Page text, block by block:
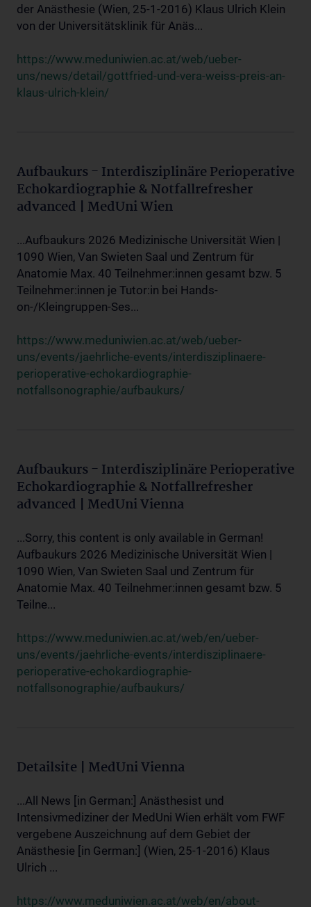
der Anästhesie (Wien, 25-1-2016) Klaus Ulrich Klein
von der Universitätsklinik für Anäs...
https://www.meduniwien.ac.at/web/ueber-
uns/news/detail/gottfried-und-vera-weiss-preis-an-
klaus-ulrich-klein/
Aufbaukurs - Interdisziplinäre Perioperative
Echokardiographie & Notfallrefresher
advanced | MedUni Wien
...Aufbaukurs 2026 Medizinische Universität Wien |
1090 Wien, Van Swieten Saal und Zentrum für
Anatomie Max. 40 Teilnehmer:innen gesamt bzw. 5
Teilnehmer:innen je Tutor:in bei Hands-
on-/Kleingruppen-Ses...
https://www.meduniwien.ac.at/web/ueber-
uns/events/jaehrliche-events/interdisziplinaere-
perioperative-echokardiographie-
notfallsonographie/aufbaukurs/
Aufbaukurs - Interdisziplinäre Perioperative
Echokardiographie & Notfallrefresher
advanced | MedUni Vienna
...Sorry, this content is only available in German!
Aufbaukurs 2026 Medizinische Universität Wien |
1090 Wien, Van Swieten Saal und Zentrum für
Anatomie Max. 40 Teilnehmer:innen gesamt bzw. 5
Teilne...
https://www.meduniwien.ac.at/web/en/ueber-
uns/events/jaehrliche-events/interdisziplinaere-
perioperative-echokardiographie-
notfallsonographie/aufbaukurs/
Detailsite | MedUni Vienna
...All News [in German:] Anästhesist und
Intensivmediziner der MedUni Wien erhält vom FWF
vergebene Auszeichnung auf dem Gebiet der
Anästhesie [in German:] (Wien, 25-1-2016) Klaus
Ulrich ...
https://www.meduniwien.ac.at/web/en/about-